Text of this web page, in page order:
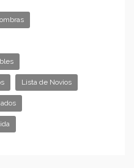
Lista de Novios